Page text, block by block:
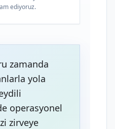
ediyoruz.
zamanda
yola
operasyonel
zirveye